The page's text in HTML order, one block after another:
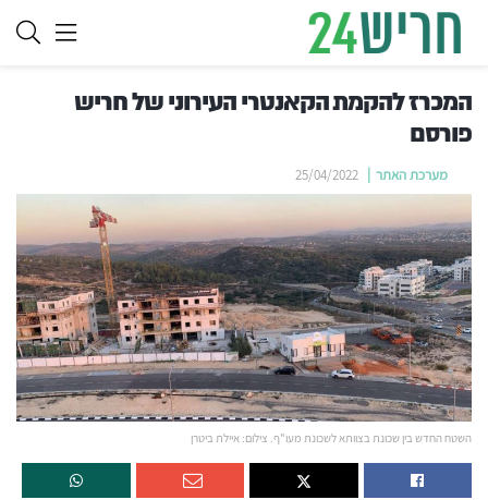
המכרז להקמת הקאנטרי העירוני של חריש
פורסם
מערכת האתר 25/04/2022
השטח החדש בין שכונת בצוותא לשכונת מעו"ף. צילום: איילת ביטרן